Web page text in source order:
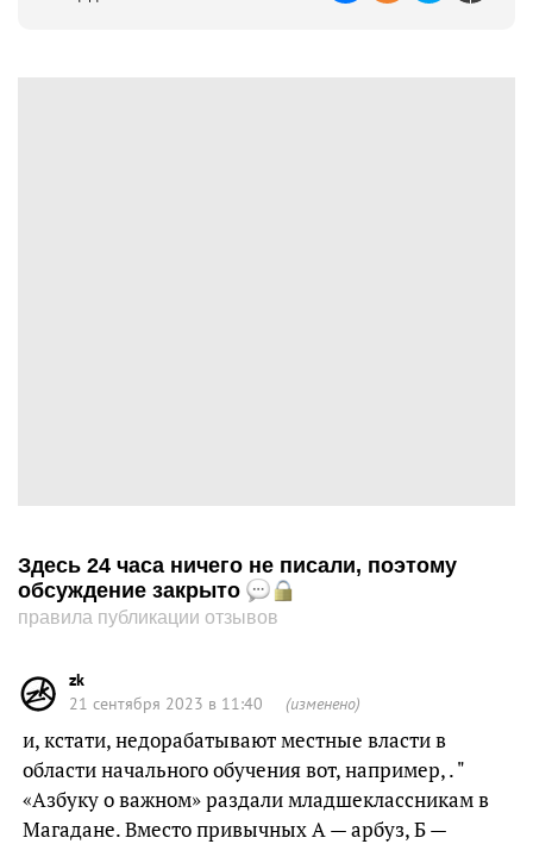
Здесь 24 часа ничего не писали, поэтому
обсуждение закрыто
правила публикации отзывов
zk
21 сентября 2023 в 11:40
(изменено)
и, кстати, недорабатывают местные власти в
области начального обучения вот, например, . "
«Азбуку о важном» раздали младшеклассникам в
Магадане. Вместо привычных А — арбуз, Б —